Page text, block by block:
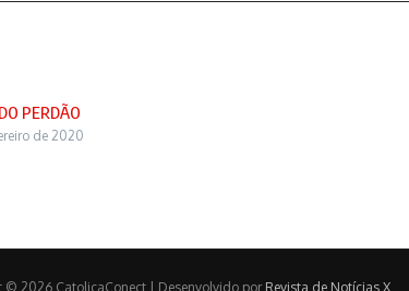
PERDÃO
de 2020
© 2026 CatolicaConect | Desenvolvido por Revista de Notícias X